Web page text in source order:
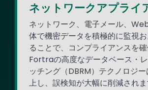
ネットワークアプライ
ネットワーク、電子メール、
体で機密データを積極的に監視
ることで、コンプライアンスを確
Fortraの高度なデータベース・
ッチング（DBRM）テクノロジ
上し、誤検知が大幅に削減されま